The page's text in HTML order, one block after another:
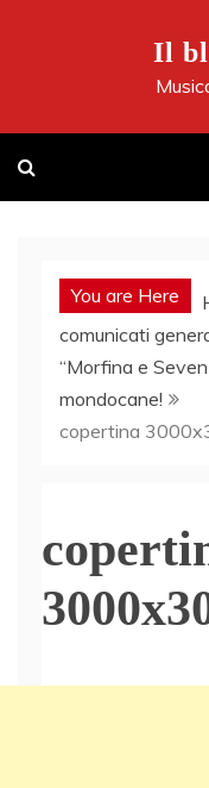
Il
You are Here
comunicati
“Morfina e Seven
mondocane!
copertina